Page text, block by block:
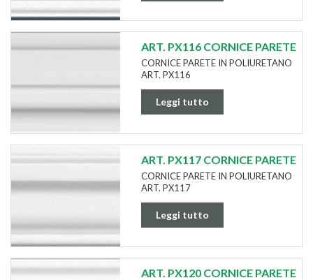
ART. PX116 CORNICE PARETE
CORNICE PARETE IN POLIURETANO
ART. PX116
Leggi tutto
ART. PX117 CORNICE PARETE
CORNICE PARETE IN POLIURETANO
ART. PX117
Leggi tutto
ART. PX120 CORNICE PARETE